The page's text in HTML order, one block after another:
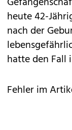
heute 42-
nach der
hatte den Fall
Fehler im